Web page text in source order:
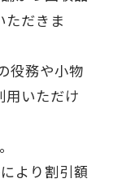
ただきま
役務や小物
用いただけ
より割引額